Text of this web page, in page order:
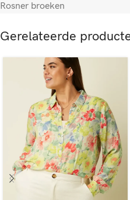
Rosner broeken
Gerelateerde